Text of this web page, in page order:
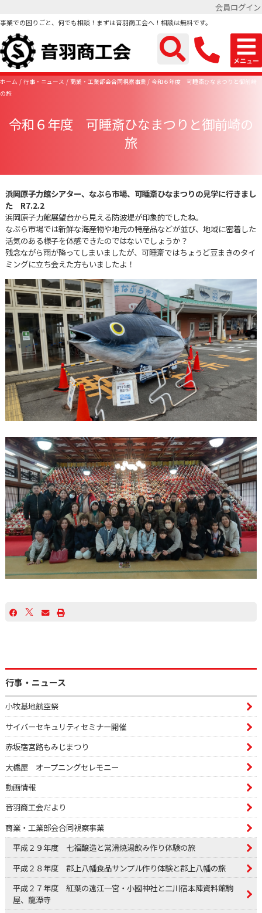
会員ログイン
事業での困りごと、何でも相談！まずは音羽商工会へ！相談は無料です。
ホーム 行事・ニュース 商業・工業部会合同視察事業
令和６年度 可睡斎ひなまつりと御前崎
の旅
令和６年度 可睡斎ひなまつりと御前崎の
旅
浜岡原子力館シアター、なぶら市場、可睡斎ひなまつりの見学に行きまし
た R7.2.2
浜岡原子力館展望台から見える防波堤が印象的でしたね。
なぶら市場では新鮮な海産物や地元の特産品などが並び、地域に密着した
活気のある様子を体感できたのではないでしょうか？
残念ながら雨が降ってしまいましたが、可睡斎ではちょうど豆まきのタイ
ミングに立ち会えた方もいましたよ！
行事・ニュース
小牧基地航空祭
サイバーセキュリティセミナー開催
赤坂宿宮路もみじまつり
大橋屋 オープニングセレモニー
動画情報
音羽商工会だより
商業・工業部会合同視察事業
平成２９年度 七福醸造と常滑焼湯飲み作り体験の旅
平成２８年度 郡上八幡食品サンプル作り体験と郡上八幡の旅
平成２７年度 紅葉の遠江一宮・小國神社と二川宿本陣資料館駒
屋、龍潭寺